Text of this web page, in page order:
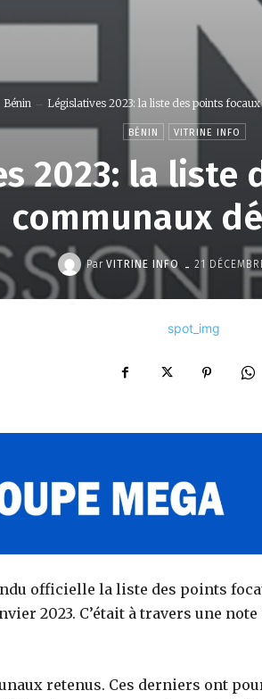
Bénin Législatives 2023: la liste des points
BÉNIN VITRINE INFO
2023: la liste
communaux
Par VITRINE INFO - 21
officielle la liste des points
2023. C’était à travers une
retenus. Ces derniers ont